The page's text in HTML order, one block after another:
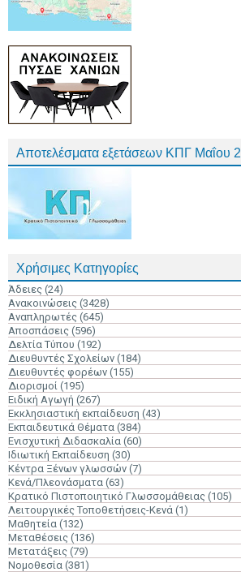
Αποτελέσματα εξετάσεων ΚΠΓ Μαΐου
Χρήσιμες Κατηγορίες
Άδειες (24)
Ανακοινώσεις (3428)
Αναπληρωτές (645)
Αποσπάσεις (596)
Δελτία Τύπου (192)
Διευθυντές Σχολείων (184)
Διευθυντές φορέων (155)
Διορισμοί (195)
Ειδική Αγωγή (267)
Εκκλησιαστική εκπαίδευση (43)
Εκπαιδευτικά Θέματα (384)
Ενισχυτική Διδασκαλία (60)
Ιδιωτική Εκπαίδευση (30)
Κέντρα Ξένων γλωσσών (7)
Κενά/Πλεονάσματα (63)
Κρατικό Πιστοποιητικό Γλωσσομάθειας (105)
Λειτουργικές Τοποθετήσεις-Κενά (1)
Μαθητεία (132)
Μεταθέσεις (136)
Μετατάξεις (79)
Νομοθεσία (381)